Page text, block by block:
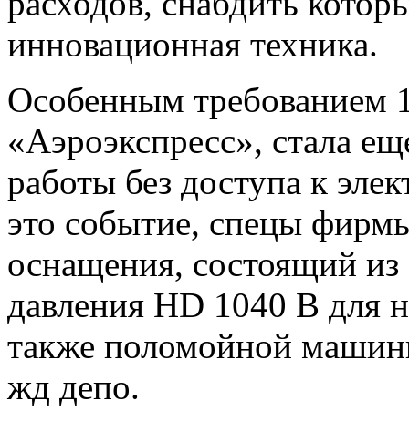
инновационная техника.
Особенным требованием
«Аэроэкспресс», стала
работы без доступа к
это событие, спецы
оснащения, состоящий
давления HD 1040 B для
также поломойной
жд депо.